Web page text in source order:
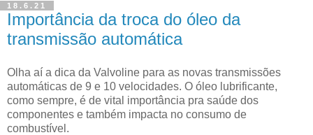
18.6.21
Importância da troca do óleo da
transmissão automática
Olha aí a dica da Valvoline para as novas transmissões
automáticas de 9 e 10 velocidades. O óleo lubrificante,
como sempre, é de vital importância pra saúde dos
componentes e também impacta no consumo de
combustível.